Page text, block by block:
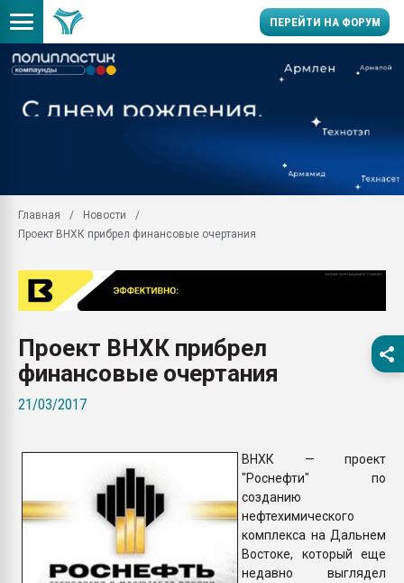
ПЕРЕЙТИ НА ФОРУМ
заводу пластмасс"
28.07.2026
28.07.2026
ПЕРЕЙТИ НА
Главная
Новости
Проект ВНХК прибрел финансовые очертания
Проект ВНХК прибрел
финансовые очертания
21/03/2017
ВНХК — проект
"Роснефти" по
созданию
нефтехимического
комплекса на Дальнем
Востоке, который еще
недавно выглядел